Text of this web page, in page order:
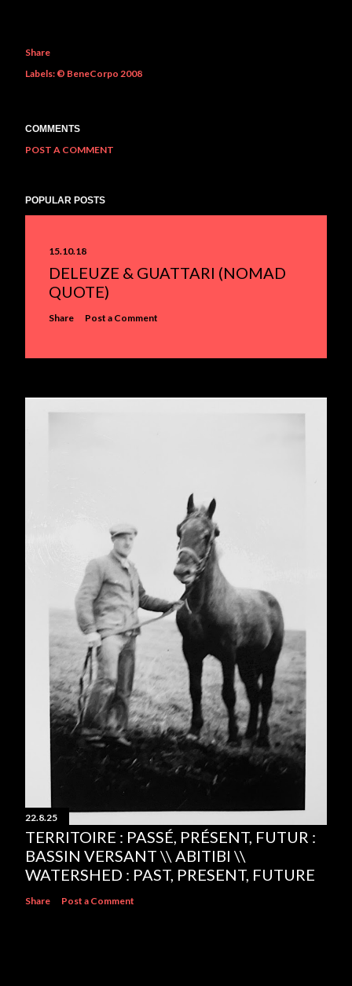
Share
Labels: © BeneCorpo 2008
COMMENTS
POST A COMMENT
POPULAR POSTS
15.10.18
DELEUZE & GUATTARI (NOMAD
QUOTE)
Share Post a Comment
22.8.25
TERRITOIRE : PASSÉ, PRÉSENT, FUTUR :
BASSIN VERSANT \\ ABITIBI \\
WATERSHED : PAST, PRESENT, FUTURE
Share Post a Comment